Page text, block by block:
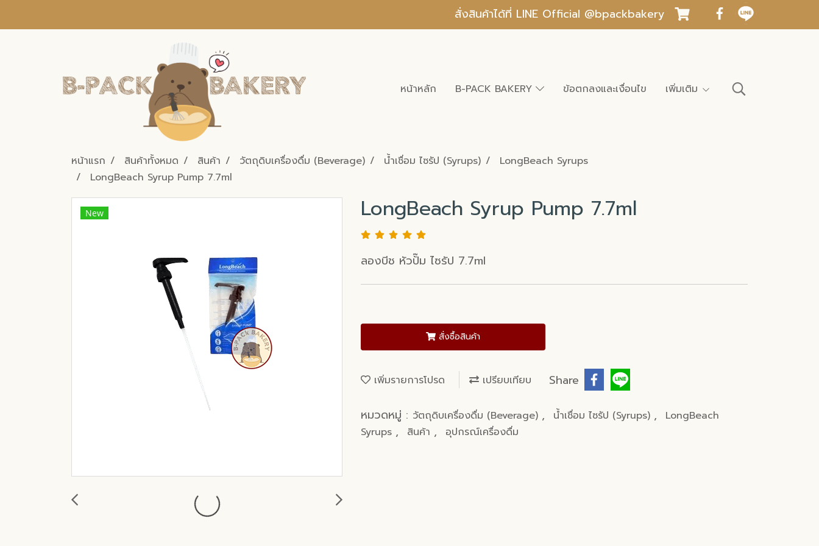
สั่งสินค้าได้ที่ LINE Official @bpackbakery
หน้าหลัก B-PACK BAKERY ข้อตกลงและเงื่อนไข เพิ่มเติม
หน้าแรก สินค้าทั้งหมด สินค้า วัตถุดิบเครื่องดื่ม (Beverage) น้ำเชื่อม ไซรัป (Syrups)
LongBeach Syrups
LongBeach Syrup Pump 7.7ml
New LongBeach Syrup Pump 7.7ml
ลองบีช หัวปั๊ม ไซรัป 7.7ml
สั่งซื้อสินค้า
เพิ่มรายการโปรด เปรียบเทียบ Share
หมวดหมู่ : วัตถุดิบเครื่องดื่ม (Beverage) , น้ำเชื่อม ไซรัป (Syrups) ,
LongBeach
Syrups , สินค้า , อุปกรณ์เครื่องดื่ม